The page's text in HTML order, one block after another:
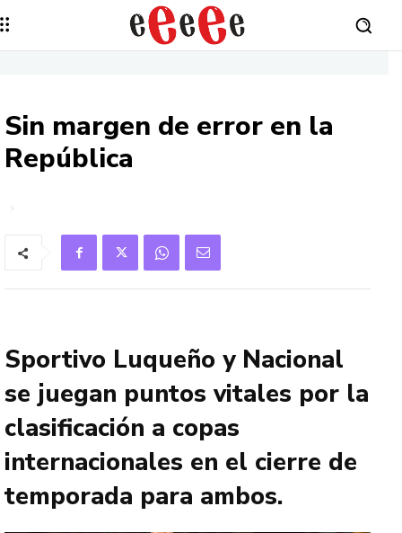
Sin margen de error en la
República
Sportivo Luqueño y Nacional
se juegan puntos vitales por la
clasificación a copas
internacionales en el cierre de
temporada para ambos.